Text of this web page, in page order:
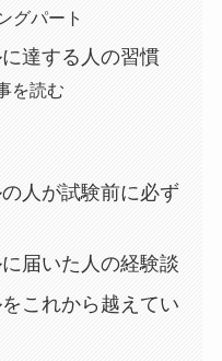
グパート
達する人の習慣
を読む
人が試験前に必ず
届いた人の経験談
これから越えてい